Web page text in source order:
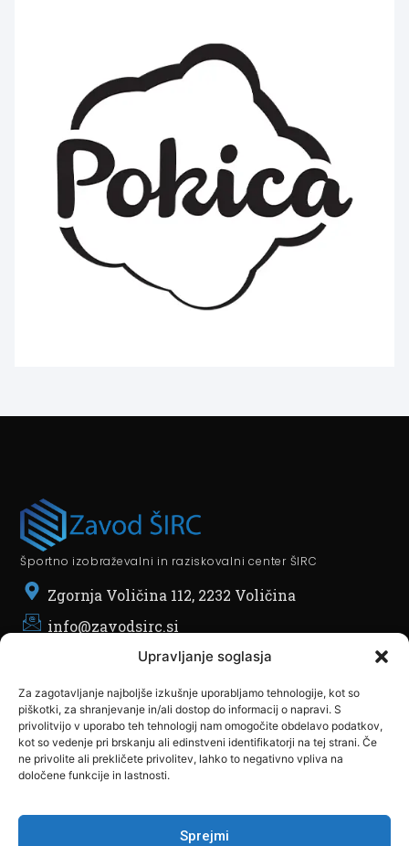
Upravljanje soglasja
Za zagotavljanje najboljše izkušnje uporabljamo tehnologije, kot so
piškotki, za shranjevanje in/ali dostop do informacij o napravi. S
privolitvijo v uporabo teh tehnologij nam omogočite obdelavo podatkov,
kot so vedenje pri brskanju ali edinstveni identifikatorji na tej strani. Če
ne privolite ali prekličete privolitev, lahko to negativno vpliva na
določene funkcije in lastnosti.
Sprejmi
Športno izobraževalni in raziskovalni center ŠIRC
Zgornja Voličina 112, 2232 Voličina
info@zavodsirc.si
Partnerji
Članstvo
SKLOPI
Javni Razpisi
Športni Dogodki